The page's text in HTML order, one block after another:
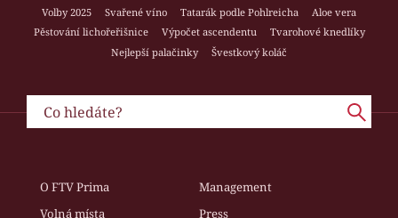
Volby 2025
Svařené víno Tatarák podle Pohlreicha
Aloe vera
Pěstování lichořeřišnice
Výpočet ascendentu
Tvarohové knedlíky
Nejlepší palačinky
Švestkový koláč
O FTV Prima
Management
Volná místa
Press